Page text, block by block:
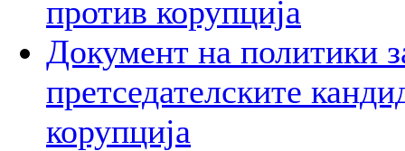
против корупција
Документ на политики
претседателските
корупција